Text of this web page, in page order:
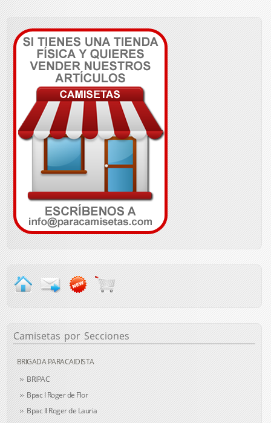
Camisetas por Secciones
BRIGADA PARACAIDISTA
BRIPAC
Bpac I Roger de Flor
Bpac II Roger de Lauria